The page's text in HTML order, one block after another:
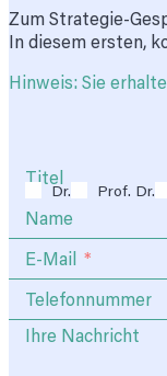
Zum Strategie-
In diesem ersten,
Hinweis: Sie
Titel
Dr. Prof. Dr.
Name
E-Mail
Telefonnummer
Ihre Nachricht